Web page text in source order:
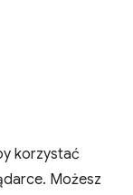
korzystać
Możesz